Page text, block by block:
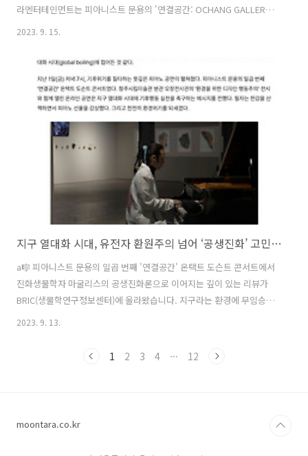
라엔터테인먼트는 피아니스트 문용의 '연결공간: OCHANG GALLERY
간’ 온택트 도슨트 콘서트를 통해 발표한 밀도 높은 8곡의 음원을 수록하
였다. ‘환경을 위한 디자인 행동주의’ 오창전시관 기획전과 함께한 일곱
번째 ‘연결공간’은 청주시립미술관 유튜브 채널에 최초 공개되었다.
◇‘기묘하고 낯선 곳’ - 자연의 일부가 된 플라스틱 타이틀 곡 ‘기묘하고
낯선 곳’은 플라스틱이 만들어 내는 독특한 생..
2023. 9. 15.
지구 열대화 시대, 유전자 환원주의 넘어 ‘공생진화’ 고민할 때
a🎼 피아니스트 문용의 일곱 번째 '연결공간' 온택트 도슨트 콘서트에서
진화생물학자 마굴리스의 공생진화론으로 이어지는 깊이 있는 리뷰가
BRIC(생물학연구정보센터)에 올라왔습니다. 지구라는 환경에 무임승차
한 인류 모두의 일독을 권합니다. 리뷰 본문:
mode=view&articleNo=9862944 지구 열대화 시대, 유전자 환원주의
2023. 9. 13.
1 2 3 4 ··· 12
moontara.co.kr